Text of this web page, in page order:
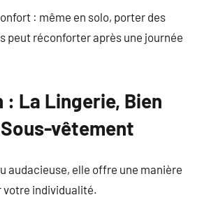
: même en solo, porter des
peut réconforter après une journée
: La Lingerie, Bien
Sous-vêtement
audacieuse, elle offre une manière
votre individualité.